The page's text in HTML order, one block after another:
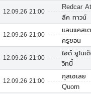
12.09.26 21:00
Redcar
ลีค ทาวน์
12.09.26 21:00
แลนแคสเ
ครูซอน
12.09.26 21:00
ไฮด์ ยูไนเ
วิทบี้
12.09.26 21:00
กุสเซเลย
Quorn